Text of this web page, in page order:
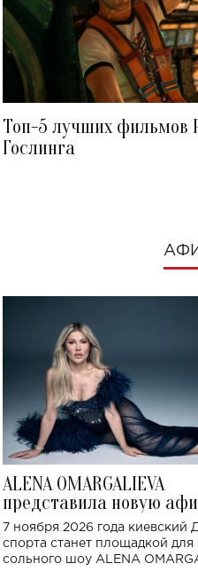
Топ-5 лучших фильмов
Гослинга
ALENA OMARGALIEVA
представила новую
большого концерта во
спорта
7 ноября 2026 года киевский
спорта станет площадкой
сольного шоу ALENA